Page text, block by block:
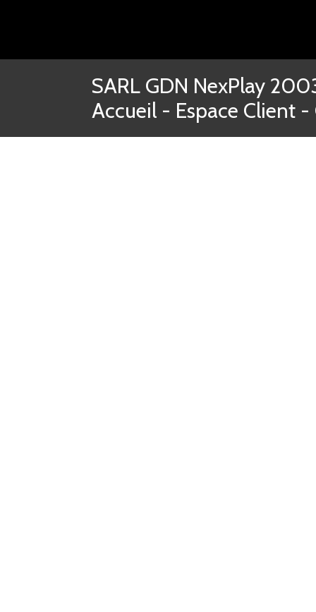
SARL GDN NexPlay
Accueil - Espace Client -